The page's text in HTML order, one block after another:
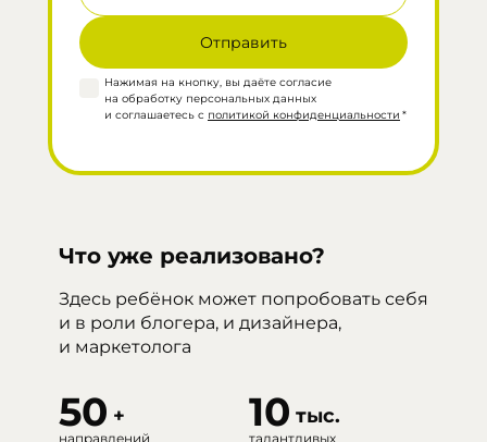
Нажимая на кнопку, вы даёте согласие
на обработку персональных данных
и соглашаетесь с политикой конфиденциальности *
Что уже реализовано?
Здесь ребёнок может попробовать себя
и в роли блогера, и дизайнера,
и маркетолога
50 +
направлений
10 тыс.
талантливых